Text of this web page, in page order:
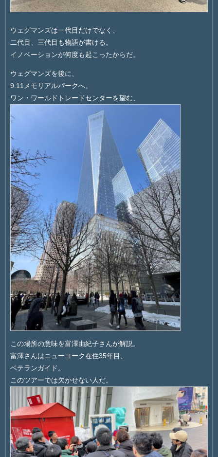
ウェグマンズは一代目だけでなく、
二代目、三代目も物語が書ける。
イノベーションが何度も起こったからだ。
ウェグマンズを後に、
9.11メモリアルパークへ。
ワン・ワールドトレードセンターを望む、
この場所の意味を富澤由紀子さんが解説。
富澤さんはニューヨーク在住35年目、
ベテランガイド。
このツアーでは欠かせない人だ。